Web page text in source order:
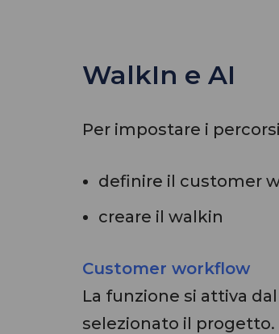
WalkIn e AI
Per impostare i
definire il customer
creare il walkin
Customer workflow
La funzione si attiva
selezionato il progetto.